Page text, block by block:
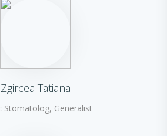
Zgircea Tatiana
Stomatolog, Generalist